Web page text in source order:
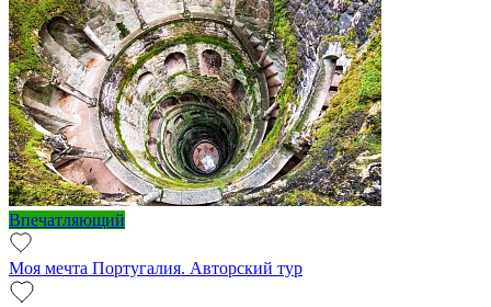
Впечатляющий
Моя мечта Португалия. Авторский тур